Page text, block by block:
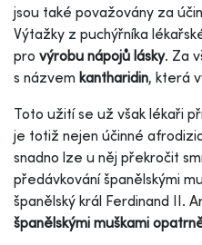
jsou také považovány za
Výtažky z puchýřníka
pro výrobu nápojů lásky. Za
s názvem kantharidin, která
Toto užití se už však lékaři
je totiž nejen účinné
snadno lze u něj překročit
předávkování španělskými
španělský král Ferdinand II.
španělskými muškami